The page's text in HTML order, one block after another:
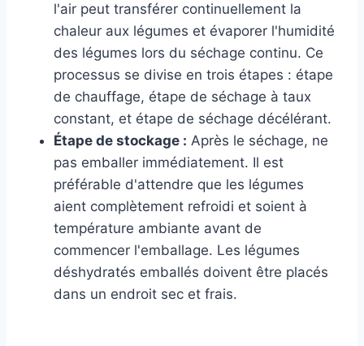
l'air peut transférer continuellement la
chaleur aux légumes et évaporer l'humidité
des légumes lors du séchage continu. Ce
processus se divise en trois étapes : étape
de chauffage, étape de séchage à taux
constant, et étape de séchage décélérant.
Étape de stockage : Après le séchage, ne
pas emballer immédiatement. Il est
préférable d'attendre que les légumes
aient complètement refroidi et soient à
température ambiante avant de
commencer l'emballage. Les légumes
déshydratés emballés doivent être placés
dans un endroit sec et frais.